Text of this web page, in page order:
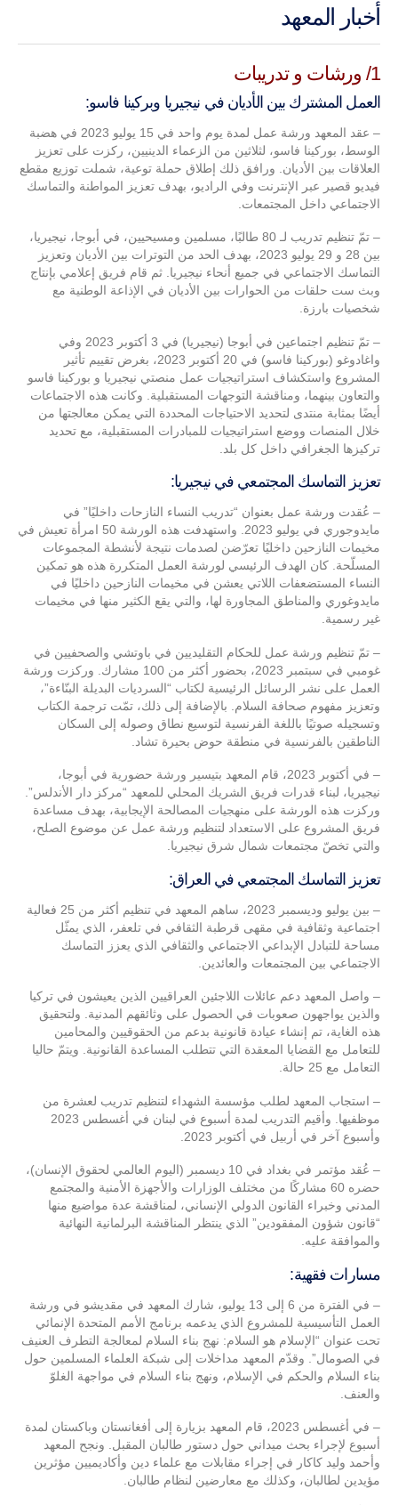
أخبار المعهد
1/ ورشات و تدريبات
العمل المشترك بين الأديان في نيجيريا وبركينا فاسو:
– عقد المعهد ورشة عمل لمدة يوم واحد في 15 يوليو 2023 في هضبة
الوسط، بوركينا فاسو، لثلاثين من الزعماء الدينيين، ركزت على تعزيز
العلاقات بين الأديان. ورافق ذلك إطلاق حملة توعية، شملت توزيع مقطع
فيديو قصير عبر الإنترنت وفي الراديو، بهدف تعزيز المواطنة والتماسك
الاجتماعي داخل المجتمعات.
– تمّ تنظيم تدريب لـ 80 طالبًا، مسلمين ومسيحيين، في أبوجا، نيجيريا،
بين 28 و 29 يوليو 2023، بهدف الحد من التوترات بين الأديان وتعزيز
التماسك الاجتماعي في جميع أنحاء نيجيريا. ثم قام فريق إعلامي بإنتاج
وبث ست حلقات من الحوارات بين الأديان في الإذاعة الوطنية مع
شخصيات بارزة.
– تمّ تنظيم اجتماعين في أبوجا (نيجيريا) في 3 أكتوبر 2023 وفي
واغادوغو (بوركينا فاسو) في 20 أكتوبر 2023، بغرض تقييم تأثير
المشروع واستكشاف استراتيجيات عمل منصتي نيجيريا و بوركينا فاسو
والتعاون بينهما، ومناقشة التوجهات المستقبلية. وكانت هذه الاجتماعات
أيضًا بمثابة منتدى لتحديد الاحتياجات المحددة التي يمكن معالجتها من
خلال المنصات ووضع استراتيجيات للمبادرات المستقبلية، مع تحديد
تركيزها الجغرافي داخل كل بلد.
تعزيز التماسك المجتمعي في نيجيريا:
– عُقدت ورشة عمل بعنوان “تدريب النساء النازحات داخليًا” في
مايدوجوري في يوليو 2023. واستهدفت هذه الورشة 50 امرأة تعيش في
مخيمات النازحين داخليًا تعرّضن لصدمات نتيجة لأنشطة المجموعات
المسلّحة. كان الهدف الرئيسي لورشة العمل المتكررة هذه هو تمكين
النساء المستضعفات اللاتي يعشن في مخيمات النازحين داخليًا في
مايدوغوري والمناطق المجاورة لها، والتي يقع الكثير منها في مخيمات
غير رسمية.
– تمّ تنظيم ورشة عمل للحكام التقليديين في باوتشي والصحفيين في
غومبي في سبتمبر 2023، بحضور أكثر من 100 مشارك. وركزت ورشة
العمل على نشر الرسائل الرئيسية لكتاب “السرديات البديلة البنّاءة”،
وتعزيز مفهوم صحافة السلام. بالإضافة إلى ذلك، تمّت ترجمة الكتاب
وتسجيله صوتيًا باللغة الفرنسية لتوسيع نطاق وصوله إلى السكان
الناطقين بالفرنسية في منطقة حوض بحيرة تشاد.
– في أكتوبر 2023، قام المعهد بتيسير ورشة حضورية في أبوجا،
نيجيريا، لبناء قدرات فريق الشريك المحلي للمعهد “مركز دار الأندلس”.
وركزت هذه الورشة على منهجيات المصالحة الإيجابية، بهدف مساعدة
فريق المشروع على الاستعداد لتنظيم ورشة عمل عن موضوع الصلح،
والتي تخصّ مجتمعات شمال شرق نيجيريا.
تعزيز التماسك المجتمعي في العراق:
– بين يوليو وديسمبر 2023، ساهم المعهد في تنظيم أكثر من 25 فعالية
اجتماعية وثقافية في مقهى قرطبة الثقافي في تلعفر، الذي يمثّل
مساحة للتبادل الإبداعي الاجتماعي والثقافي الذي يعزز التماسك
الاجتماعي بين المجتمعات والعائدين.
– واصل المعهد دعم عائلات اللاجئين العراقيين الذين يعيشون في تركيا
والذين يواجهون صعوبات في الحصول على وثائقهم المدنية. ولتحقيق
هذه الغاية، تم إنشاء عيادة قانونية بدعم من الحقوقيين والمحامين
للتعامل مع القضايا المعقدة التي تتطلب المساعدة القانونية. ويتمّ حاليا
التعامل مع 25 حالة.
– استجاب المعهد لطلب مؤسسة الشهداء لتنظيم تدريب لعشرة من
موظفيها. وأقيم التدريب لمدة أسبوع في لبنان في أغسطس 2023
وأسبوع آخر في أربيل في أكتوبر 2023.
– عُقد مؤتمر في بغداد في 10 ديسمبر (اليوم العالمي لحقوق الإنسان)،
حضره 60 مشاركًا من مختلف الوزارات والأجهزة الأمنية والمجتمع
المدني وخبراء القانون الدولي الإنساني، لمناقشة عدة مواضيع منها
“قانون شؤون المفقودين” الذي ينتظر المناقشة البرلمانية النهائية
والموافقة عليه.
مسارات فقهية:
– في الفترة من 6 إلى 13 يوليو، شارك المعهد في مقديشو في ورشة
العمل التأسيسية للمشروع الذي يدعمه برنامج الأمم المتحدة الإنمائي
تحت عنوان “الإسلام هو السلام: نهج بناء السلام لمعالجة التطرف العنيف
في الصومال”. وقدّم المعهد مداخلات إلى شبكة العلماء المسلمين حول
بناء السلام والحكم في الإسلام، ونهج بناء السلام في مواجهة الغلوّ
والعنف.
– في أغسطس 2023، قام المعهد بزيارة إلى أفغانستان وباكستان لمدة
أسبوع لإجراء بحث ميداني حول دستور طالبان المقبل. ونجح المعهد
وأحمد وليد كاكار في إجراء مقابلات مع علماء دين وأكاديميين مؤثرين
مؤيدين لطالبان، وكذلك مع معارضين لنظام طالبان.